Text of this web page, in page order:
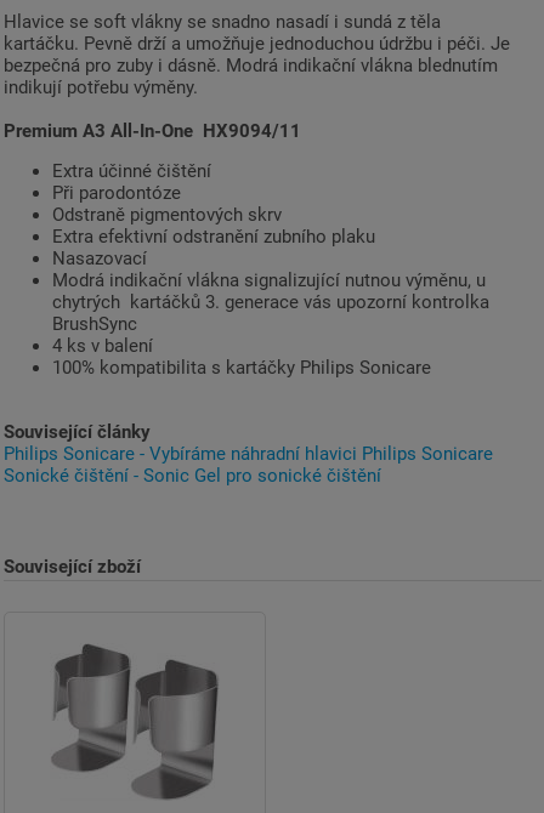
Hlavice se soft vlákny se snadno nasadí i sundá z těla
kartáčku. Pevně drží a umožňuje jednoduchou údržbu i péči. Je
bezpečná pro zuby i dásně. Modrá indikační vlákna blednutím
indikují potřebu výměny.
Premium A3 All-In-One HX9094/11
Extra účinné čištění
Při parodontóze
Odstraně pigmentových skrv
Extra efektivní odstranění zubního plaku
Nasazovací
Modrá indikační vlákna signalizující nutnou výměnu, u
chytrých kartáčků 3. generace vás upozorní kontrolka
BrushSync
4 ks v balení
100% kompatibilita s kartáčky Philips Sonicare
Související články
Philips Sonicare - Vybíráme náhradní hlavici Philips Sonicare
Sonické čištění - Sonic Gel pro sonické čištění
Související zboží